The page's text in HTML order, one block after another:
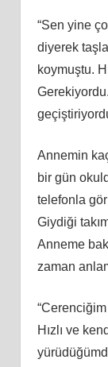
“Sen yine
diyerek
koymuştu.
Annemin
bir gün
telefonla
Giydiği
Anneme
zaman
“Cerenciğim
Hızlı ve